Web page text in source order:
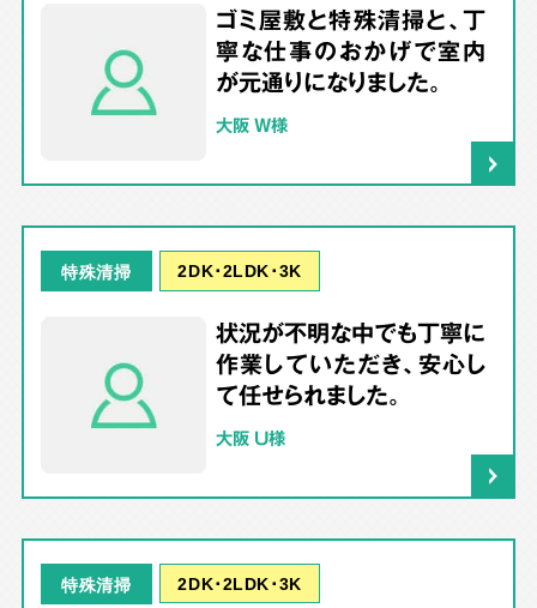
ゴミ屋敷と特殊清掃と、丁
寧な仕事のおかげで室内
が元通りになりました。
大阪 W様
特殊清掃 2DK･2LDK･3K
状況が不明な中でも丁寧に
作業していただき、安心し
て任せられました。
大阪 U様
特殊清掃 2DK･2LDK･3K